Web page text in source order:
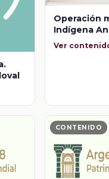
Operación
Indígena
de Peralvillo.
Ver
CONTENIDO